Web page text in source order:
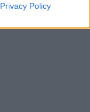
Privacy Policy